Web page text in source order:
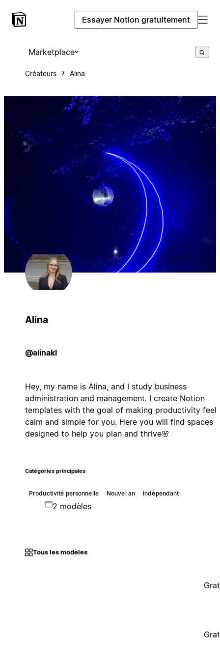
Essayer Notion gratuitement
Marketplace
Créateurs Alina
Alina
@alinakl
Hey, my name is Alina, and I study business
administration and management. I create Notion
templates with the goal of making productivity feel
calm and simple for you. Here you will find spaces
designed to help you plan and thrive🌸
Catégories principales
Productivité personnelle Nouvel an Indépendant
2 modèles
Tous les modèles